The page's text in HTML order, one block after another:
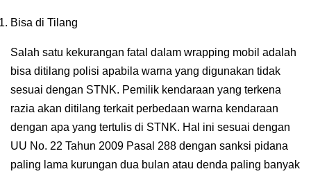
Bisa di Tilang
Salah satu kekurangan fatal dalam wrapping mobil adalah
bisa ditilang polisi apabila warna yang digunakan tidak
sesuai dengan STNK. Pemilik kendaraan yang terkena
razia akan ditilang terkait perbedaan warna kendaraan
dengan apa yang tertulis di STNK. Hal ini sesuai dengan
UU No. 22 Tahun 2009 Pasal 288 dengan sanksi pidana
paling lama kurungan dua bulan atau denda paling banyak